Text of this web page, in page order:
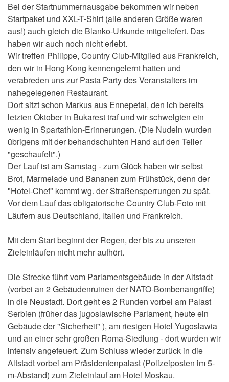
Bei der Startnummernausgabe bekommen wir neben
Startpaket und XXL-T-Shirt (alle anderen Größe waren
aus!) auch gleich die Blanko-Urkunde mitgeliefert. Das
haben wir auch noch nicht erlebt.
Wir treffen Philippe, Country Club-Mitglied aus Frankreich,
den wir in Hong Kong kennengelernt hatten und
verabreden uns zur Pasta Party des Veranstalters im
nahegelegenen Restaurant.
Dort sitzt schon Markus aus Ennepetal, den ich bereits
letzten Oktober in Bukarest traf und wir schwelgten ein
wenig in Spartathlon-Erinnerungen. (Die Nudeln wurden
übrigens mit der behandschuhten Hand auf den Teller
"geschaufelt".)
Der Lauf ist am Samstag - zum Glück haben wir selbst
Brot, Marmelade und Bananen zum Frühstück, denn der
"Hotel-Chef" kommt wg. der Straßensperrungen zu spät.
Vor dem Lauf das obligatorische Country Club-Foto mit
Läufern aus Deutschland, Italien und Frankreich.
Mit dem Start beginnt der Regen, der bis zu unseren
Zieleinläufen nicht mehr aufhört.
Die Strecke führt vom Parlamentsgebäude in der Altstadt
(vorbei an 2 Gebäudenruinen der NATO-Bombenangriffe)
in die Neustadt. Dort geht es 2 Runden vorbei am Palast
Serbien (früher das jugoslawische Parlament, heute ein
Gebäude der "Sicherheit" ), am riesigen Hotel Yugoslawia
und an einer sehr großen Roma-Siedlung - dort wurden wir
intensiv angefeuert. Zum Schluss wieder zurück in die
Altstadt vorbei am Präsidentenpalast (Polizeiposten im 5-
m-Abstand) zum Zieleinlauf am Hotel Moskau.